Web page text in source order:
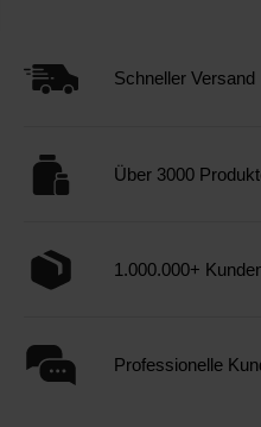
Schneller Versand
Über 3000
1.000.000+
Professionelle